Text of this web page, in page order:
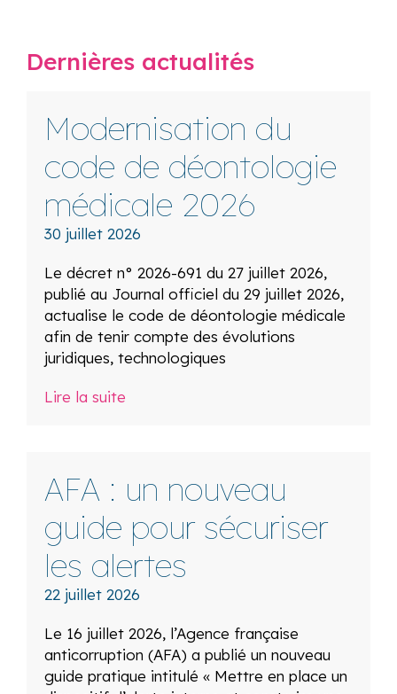
Dernières actualités
Modernisation du
code de déontologie
médicale 2026
30 juillet 2026
Le décret n° 2026-691 du 27 juillet 2026,
publié au Journal officiel du 29 juillet 2026,
actualise le code de déontologie médicale
afin de tenir compte des évolutions
juridiques, technologiques
Lire la suite
AFA : un nouveau
guide pour sécuriser
les alertes
22 juillet 2026
Le 16 juillet 2026, l’Agence française
anticorruption (AFA) a publié un nouveau
guide pratique intitulé « Mettre en place un